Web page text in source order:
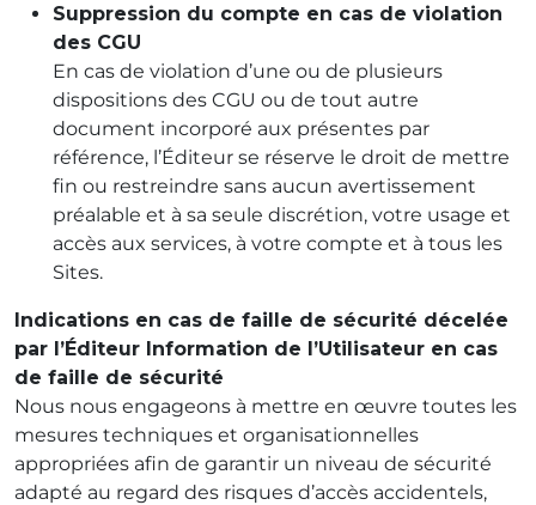
Suppression du compte en cas de violation
des CGU
En cas de violation d’une ou de plusieurs
dispositions des CGU ou de tout autre
document incorporé aux présentes par
référence, l’Éditeur se réserve le droit de mettre
fin ou restreindre sans aucun avertissement
préalable et à sa seule discrétion, votre usage et
accès aux services, à votre compte et à tous les
Sites.
Indications en cas de faille de sécurité décelée
par l’Éditeur Information de l’Utilisateur en cas
de faille de sécurité
Nous nous engageons à mettre en œuvre toutes les
mesures techniques et organisationnelles
appropriées afin de garantir un niveau de sécurité
adapté au regard des risques d’accès accidentels,